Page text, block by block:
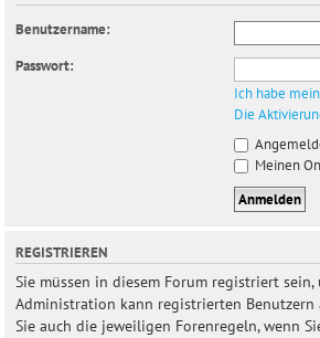
Benutzername:
Passwort:
Ich habe
Die
Meinen
REGISTRIEREN
Sie müssen in diesem Forum registriert
Administration kann registrierten Benutzern
Sie auch die jeweiligen Forenregeln, wenn